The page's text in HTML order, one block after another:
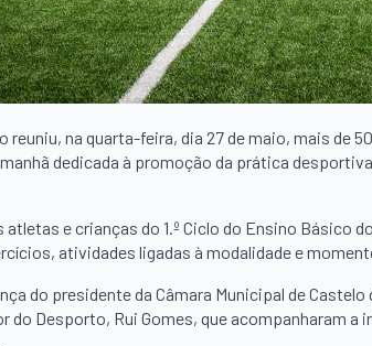
reuniu, na quarta-feira, dia 27 de maio, mais de
dedicada à promoção da prática
e crianças do 1.º Ciclo do Ensino Básico
atividades ligadas à modalidade e
do presidente da Câmara Municipal de
do Desporto, Rui Gomes, que acompanharam